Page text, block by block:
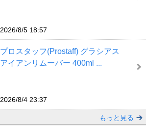
2026/8/5 18:57
プロスタッフ(Prostaff) グラシアス
アイアンリムーバー 400ml ...
2026/8/4 23:37
もっと見る